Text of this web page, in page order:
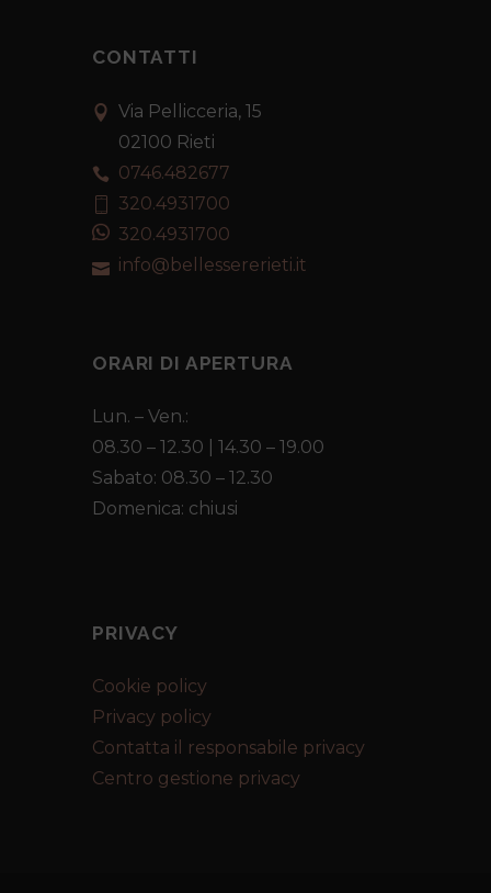
CONTATTI
Via Pellicceria, 15
02100 Rieti
0746.482677
320.4931700
320.4931700
info@bellessererieti.it
ORARI DI APERTURA
Lun. – Ven.:
08.30 – 12.30 | 14.30 – 19.00
Sabato: 08.30 – 12.30
Domenica: chiusi
PRIVACY
Cookie policy
Privacy policy
Contatta il responsabile privacy
Centro gestione privacy